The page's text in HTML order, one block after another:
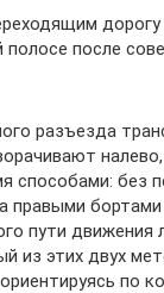
дорогу
после
разъезда
способами: без
правыми бортами
пути движения
из этих двух
по